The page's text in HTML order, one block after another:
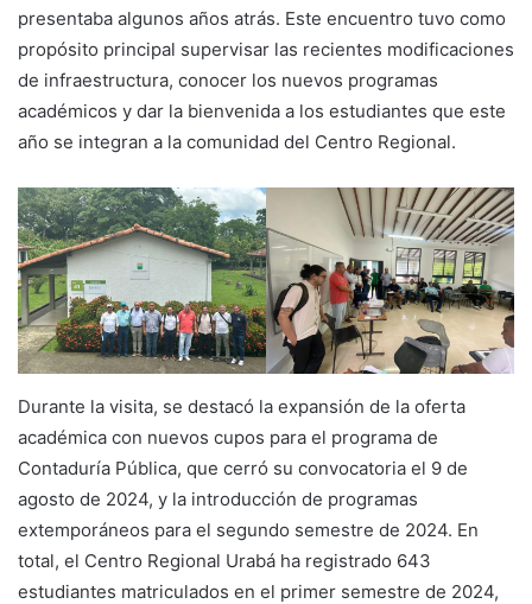
presentaba algunos años atrás. Este encuentro tuvo como
propósito principal supervisar las recientes modificaciones
de infraestructura, conocer los nuevos programas
académicos y dar la bienvenida a los estudiantes que este
año se integran a la comunidad del Centro Regional.
Durante la visita, se destacó la expansión de la oferta
académica con nuevos cupos para el programa de
Contaduría Pública, que cerró su convocatoria el 9 de
agosto de 2024, y la introducción de programas
extemporáneos para el segundo semestre de 2024. En
total, el Centro Regional Urabá ha registrado 643
estudiantes matriculados en el primer semestre de 2024,